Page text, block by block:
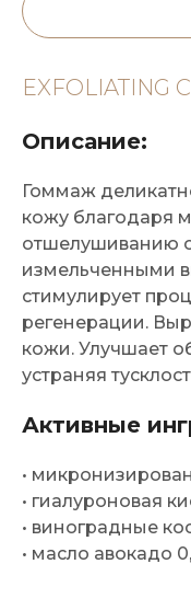
EXFOLIATING
Описание:
Гоммаж
кожу благодаря
отшелушиванию
измельченными
стимулирует
регенерации.
кожи. Улучшает
устраняя
Активные
•
• гиалуроновая
• виноградные
• масло авокадо